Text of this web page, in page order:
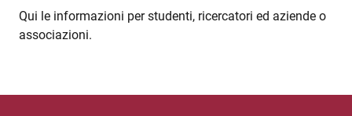
Qui le informazioni per studenti, ricercatori ed aziende o
associazioni.